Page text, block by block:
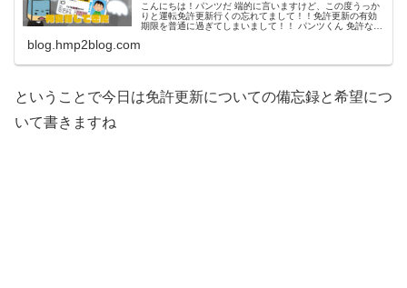
こんにちは！パンツだ 端的に言いますけど、この度うっか
りと運転免許更新行くの忘れてまして！！免許更新の有効
期限を普通に過ぎてしまいまして！！ パンツくん 免許なく
blog.hmp2blog.com
ということで今日は免許更新についての備忘録と希望につ
いて書きますね